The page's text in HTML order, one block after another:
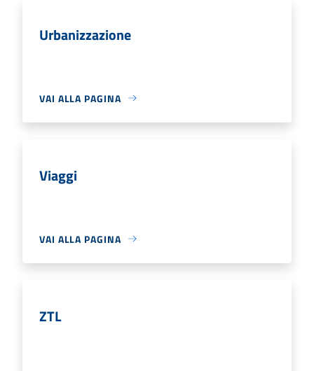
Urbanizzazione
VAI ALLA PAGINA
Viaggi
VAI ALLA PAGINA
ZTL